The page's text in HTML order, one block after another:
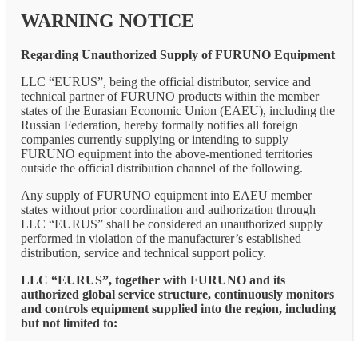
WARNING NOTICE
Regarding Unauthorized Supply of FURUNO Equipment
LLC “EURUS”, being the official distributor, service and
technical partner of FURUNO products within the member
states of the Eurasian Economic Union (EAEU), including the
Russian Federation, hereby formally notifies all foreign
companies currently supplying or intending to supply
FURUNO equipment into the above-mentioned territories
outside the official distribution channel of the following.
Any supply of FURUNO equipment into EAEU member
states without prior coordination and authorization through
LLC “EURUS” shall be considered an unauthorized supply
performed in violation of the manufacturer’s established
distribution, service and technical support policy.
LLC “EURUS”, together with FURUNO and its
authorized global service structure, continuously monitors
and controls equipment supplied into the region, including
but not limited to: